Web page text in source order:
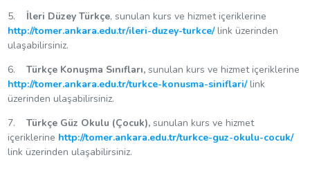
5. İleri Düzey Türkçe, sunulan kurs ve hizmet içeriklerine
http://tomer.ankara.edu.tr/ileri-duzey-turkce/link üzerinden
ulaşabilirsiniz.
6. Türkçe Konuşma Sınıfları,sunulan kurs ve hizmet içeriklerine
http://tomer.ankara.edu.tr/turkce-konusma-siniflari/link
üzerinden ulaşabilirsiniz.
7. Türkçe Güz Okulu (Çocuk),sunulan kurs ve hizmet
içeriklerine http://tomer.ankara.edu.tr/turkce-guz-okulu-cocuk/
link üzerinden ulaşabilirsiniz.